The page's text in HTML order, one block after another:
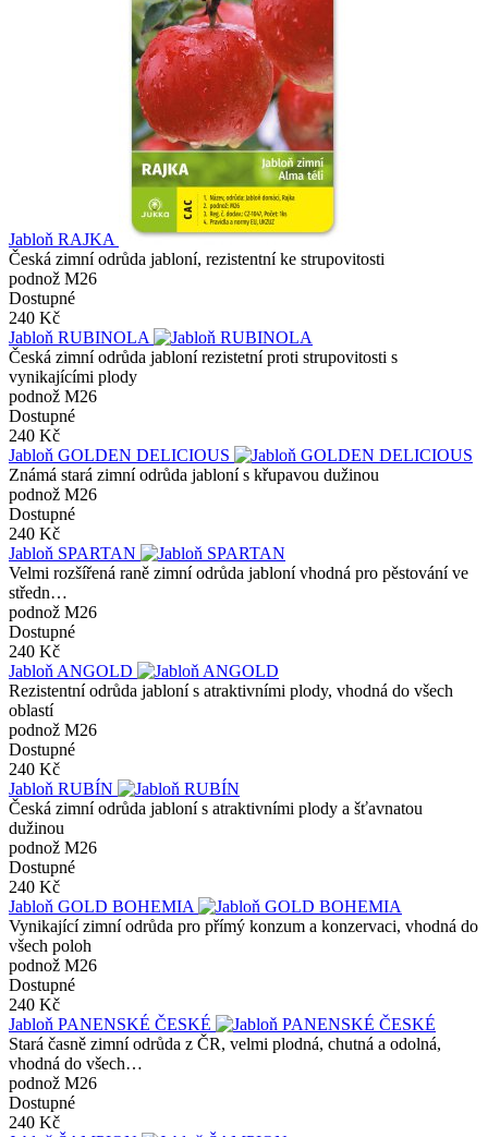
Jabloň RAJKA
Česká zimní odrůda jabloní, rezistentní ke strupovitosti
podnož M26
Dostupné
240 Kč
Jabloň RUBINOLA
Česká zimní odrůda jabloní rezistetní proti strupovitosti s
vynikajícími plody
podnož M26
Dostupné
240 Kč
Jabloň GOLDEN DELICIOUS
Známá stará zimní odrůda jabloní s křupavou dužinou
podnož M26
Dostupné
240 Kč
Jabloň SPARTAN
Velmi rozšířená raně zimní odrůda jabloní vhodná pro pěstování ve
středn…
podnož M26
Dostupné
240 Kč
Jabloň ANGOLD
Rezistentní odrůda jabloní s atraktivními plody, vhodná do všech
oblastí
podnož M26
Dostupné
240 Kč
Jabloň RUBÍN
Česká zimní odrůda jabloní s atraktivními plody a šťavnatou
dužinou
podnož M26
Dostupné
240 Kč
Jabloň GOLD BOHEMIA
Vynikající zimní odrůda pro přímý konzum a konzervaci, vhodná do
všech poloh
podnož M26
Dostupné
240 Kč
Jabloň PANENSKÉ ČESKÉ
Stará časně zimní odrůda z ČR, velmi plodná, chutná a odolná,
vhodná do všech…
podnož M26
Dostupné
240 Kč